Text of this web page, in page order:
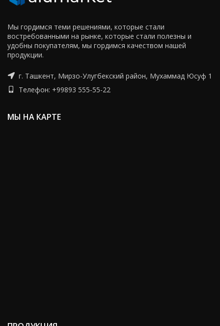
Мы гордимся теми решениями, которые стали
востребованными на рынке, которые стали полезны и
удобны покупателям, мы гордимся качеством нашей
продукции.
г. Ташкент, Мирзо-Улугбекский район, Мухаммад Юсуф 1
Телефон: +99893 555-55-22
МЫ НА КАРТЕ